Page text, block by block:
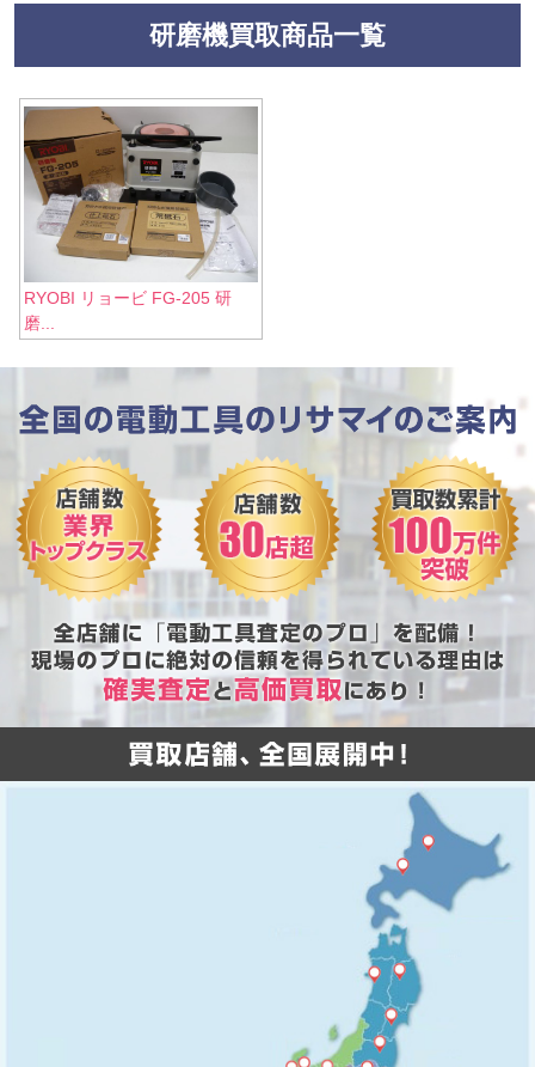
研磨機買取商品一覧
RYOBI リョービ FG-205 研
磨...